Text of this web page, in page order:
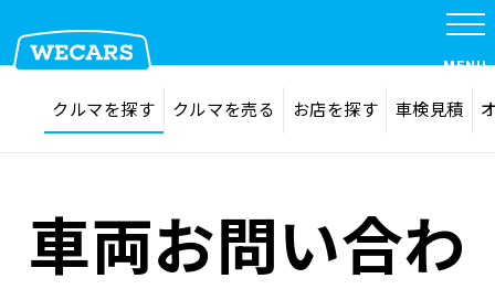
在庫検索 サイト内検索
MENU
クルマを探す
クルマを売る
クルマを探す クルマを売る お店を探す 車検見積
車両お問い合わ